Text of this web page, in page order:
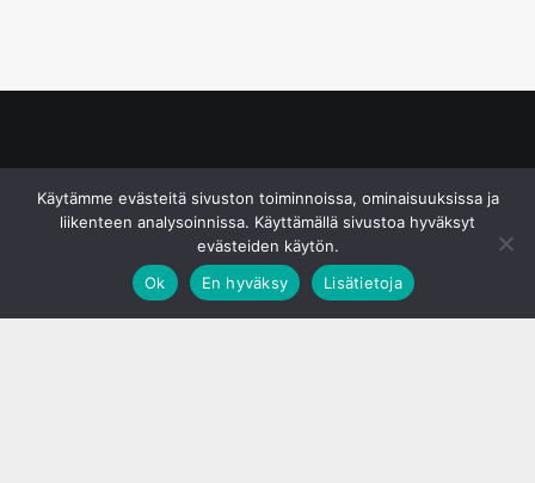
Käytämme evästeitä sivuston toiminnoissa, ominaisuuksissa ja
liikenteen analysoinnissa. Käyttämällä sivustoa hyväksyt
evästeiden käytön.
Ok
En hyväksy Lisätietoja